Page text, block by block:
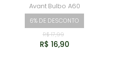
Avant Bulbo A60
6% DE DESCONTO
R$ 17,99
R$ 16,90